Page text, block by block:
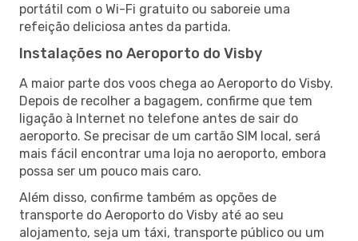
portátil com o Wi-Fi gratuito ou saboreie uma
refeição deliciosa antes da partida.
Instalações no Aeroporto do Visby
A maior parte dos voos chega ao Aeroporto do Visby.
Depois de recolher a bagagem, confirme que tem
ligação à Internet no telefone antes de sair do
aeroporto. Se precisar de um cartão SIM local, será
mais fácil encontrar uma loja no aeroporto, embora
possa ser um pouco mais caro.
Além disso, confirme também as opções de
transporte do Aeroporto do Visby até ao seu
alojamento, seja um táxi, transporte público ou um